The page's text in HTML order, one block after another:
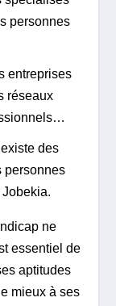
personnes
entreprises
réseaux
des
personnes
ne
essentiel de
aptitudes
mieux à ses